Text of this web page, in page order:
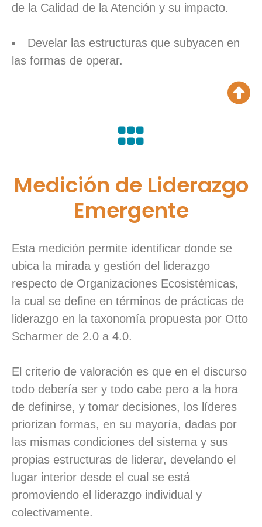
de la Calidad de la Atención y su impacto.
Develar las estructuras que subyacen en
las formas de operar.
Medición de Liderazgo
Emergente
Esta medición permite identificar donde se
ubica la mirada y gestión del liderazgo
respecto de Organizaciones Ecosistémicas,
la cual se define en términos de prácticas de
liderazgo en la taxonomía propuesta por Otto
Scharmer de 2.0 a 4.0.
El criterio de valoración es que en el discurso
todo debería ser y todo cabe pero a la hora
de definirse, y tomar decisiones, los líderes
priorizan formas, en su mayoría, dadas por
las mismas condiciones del sistema y sus
propias estructuras de liderar, develando el
lugar interior desde el cual se está
promoviendo el liderazgo individual y
colectivamente.